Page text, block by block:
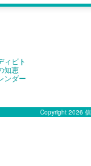
ィビト
知恵
ンダー
Copyright 2026